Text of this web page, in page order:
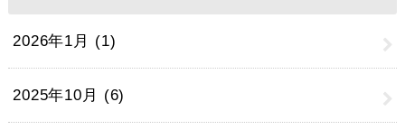
2026年1月 (1)
2025年10月 (6)